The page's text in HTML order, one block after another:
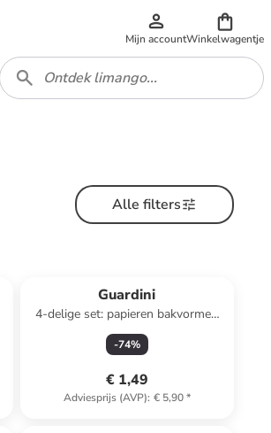
Mijn accountWinkelwagentje
Alle filters
Guardini
4-delige set: papieren bakvormen
beige - (B)19 x (H)8,7 x (D)5,5 cm
-74%
€ 1,49
Adviesprijs (AVP): € 5,90*